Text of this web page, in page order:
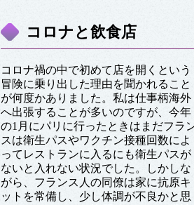
コロナと飲食店
コロナ禍の中で初めて店を開くという
冒険に乗り出した理由を聞かれること
が何度かありました。私は仕事柄海外
へ出張することが多いのですが、今年
の1月にパリに行ったときはまだフラ
スは衛生パスやワクチン接種回数によ
ってレストランに入るにも衛生パスが
ないと入れない状況でした。しかしな
がら、フランス人の同僚は家に抗原キ
ットを常備し、少し体調が不良かと思